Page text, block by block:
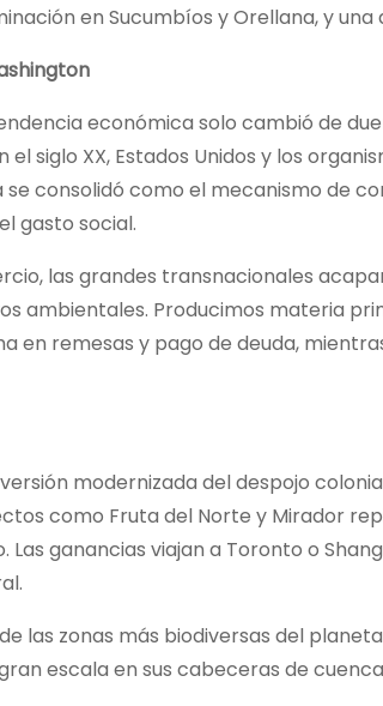
en Sucumbíos y Orellana, y
económica solo cambió de
siglo XX, Estados Unidos y los
se consolidó como el mecanismo de
gasto social.
las grandes transnacionales
ambientales. Producimos materia
en remesas y pago de deuda,
modernizada del despojo
como Fruta del Norte y Mirador
ganancias viajan a Toronto o
las zonas más biodiversas del
escala en sus cabeceras de